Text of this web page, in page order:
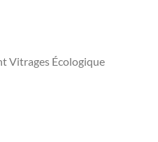
Vitrages Écologique